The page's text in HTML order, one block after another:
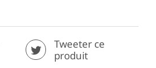
Tweeter ce
produit